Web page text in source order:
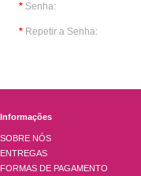
* Senha:
* Repetir a Senha:
Informações
SOBRE NÓS
ENTREGAS
FORMAS DE PAGAMENTO